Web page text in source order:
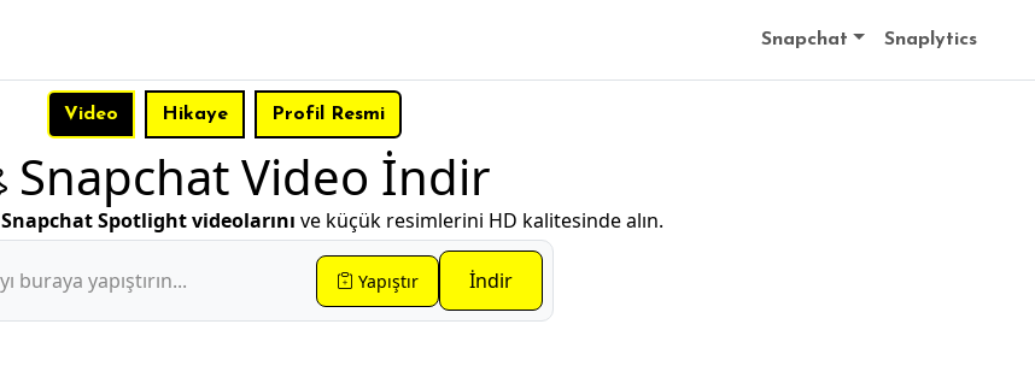
Snapchat Snaplytics
Video Hikaye Profil Resmi
Snapchat Video İndir
Snapchat Spotlight videolarını ve küçük resimlerini HD kalitesinde alın.
Yapıştır İndir